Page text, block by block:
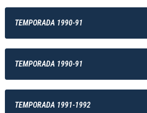
TEMPORADA 1990-91
TEMPORADA 1990-91
TEMPORADA 1991-1992